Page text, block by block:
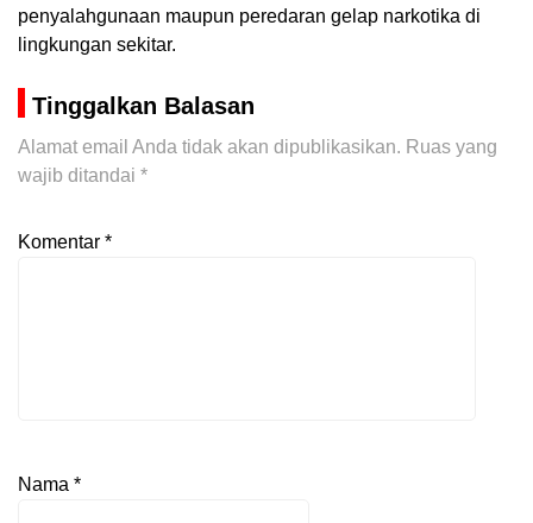
penyalahgunaan maupun peredaran gelap narkotika di
lingkungan sekitar.
Tinggalkan Balasan
Alamat email Anda tidak akan dipublikasikan. Ruas yang
wajib ditandai *
Komentar *
Nama *